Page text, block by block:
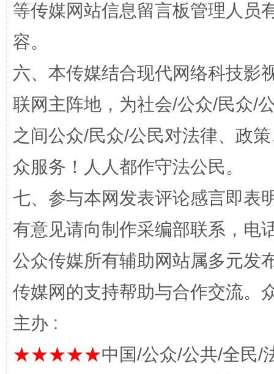
这是一记警钟！ 谢
在谋一域中谋全局
今
等传媒网站信息留言板管理人员
容。
六、本传媒结合现代网络科技影
联网主阵地，为社会/公众/民众/
之间公众/民众/公民对法律、政
众服务！人人都作守法公民。
七、参与本网发表评论感言即表
有意见请向制作采编部联系，电
公众传媒所有辅助网站属多元发
传媒网的支持帮助与合作交流。
主办 :
★★★★★中国/公众/公共/全民/